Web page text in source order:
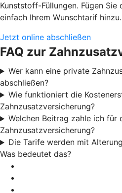
Kunststoff-Füllungen. Fügen Sie
einfach Ihrem Wunschtarif hinzu.
Jetzt online abschließen
FAQ zur
Wer kann eine private
abschließen?
Wie funktioniert die
Zahnzusatzversicherung?
Welchen Beitrag zahle ich für
Zahnzusatzversicherung?
Die Tarife werden mit
Was bedeutet das?